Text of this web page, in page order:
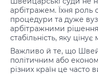
арбітражем. Їхня
процедури та дуже
арбітражними
стабільність, яку
Важливо й те, що
політичним або
різних країн це часто